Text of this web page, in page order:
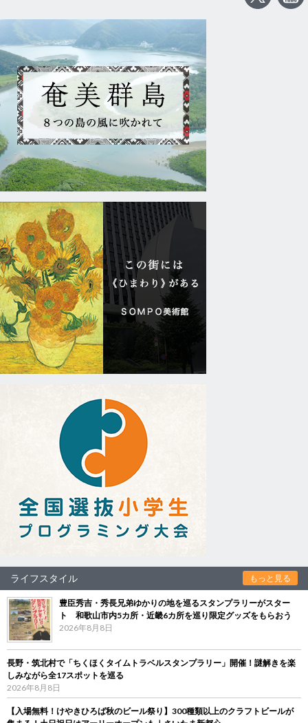
ライフスタイル もっと見る
豊臣秀吉・秀長兄弟ゆかりの地を巡るスタンプラリーがスター
ト 和歌山市内5カ所・近畿6カ所を巡り限定グッズをもらおう
2026年8月8日
長野・筑北村で「ちくほくタイムトラベルスタンプラリー」開催！謎解きを楽
しみながら全17スポットを巡る
2026年8月8日
【入場無料！けやきひろば秋のビール祭り】300種類以上のクラフトビールが